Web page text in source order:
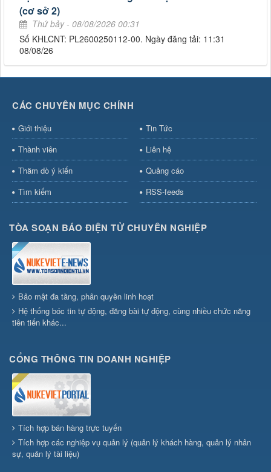
(cơ sở 2)
Thứ bảy - 08/08/2026 00:31
Số KHLCNT: PL2600250112-00. Ngày đăng tải: 11:31
08/08/26
CÁC CHUYÊN MỤC CHÍNH
Giới thiệu
Tin Tức
Thành viên
Liên hệ
Thăm dò ý kiến
Quảng cáo
Tìm kiếm
RSS-feeds
TÒA SOẠN BÁO ĐIỆN TỬ CHUYÊN NGHIỆP
Bảo mật đa tầng, phân quyền linh hoạt
Hệ thống bóc tin tự động, đăng bài tự động, cùng nhiều chức năng
tiên tiến khác...
CỔNG THÔNG TIN DOANH NGHIỆP
Tích hợp bán hàng trực tuyến
Tích hợp các nghiệp vụ quản lý (quản lý khách hàng, quản lý nhân
sự, quản lý tài liệu)